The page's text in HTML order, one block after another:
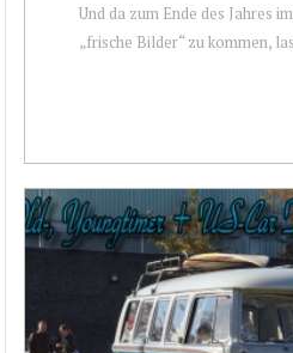
Und da zum Ende des Jahres
„frische Bilder“ zu kommen,